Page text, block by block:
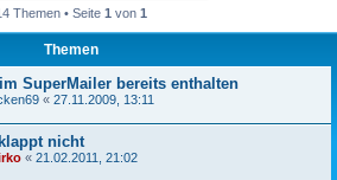
Themen • Seite 1 von 1
Themen
SuperMailer bereits enthalten
« 27.11.2009, 13:11
nicht
« 21.02.2011, 21:02